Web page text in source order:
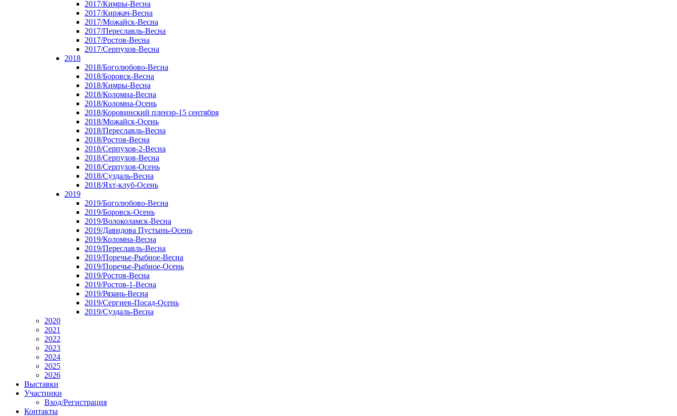
2017/Кимры-Весна
2017/Киржач-Весна
2017/Можайск-Весна
2017/Переславль-Весна
2017/Ростов-Весна
2017/Серпухов-Весна
2018
2018/Боголюбово-Весна
2018/Боровск-Весна
2018/Кимры-Весна
2018/Коломна-Весна
2018/Коломна-Осень
2018/Коровинский пленэр-15 сентября
2018/Можайск-Осень
2018/Переславль-Весна
2018/Ростов-Весна
2018/Серпухов-2-Весна
2018/Серпухов-Весна
2018/Серпухов-Осень
2018/Суздаль-Весна
2018/Яхт-клуб-Осень
2019
2019/Боголюбово-Весна
2019/Боровск-Осень
2019/Волоколамск-Весна
2019/Давидова Пустынь-Осень
2019/Коломна-Весна
2019/Переславль-Весна
2019/Поречье-Рыбное-Весна
2019/Поречье-Рыбное-Осень
2019/Ростов-Весна
2019/Ростов-1-Весна
2019/Рязань-Весна
2019/Сергиев-Посад-Осень
2019/Суздаль-Весна
2020
2021
2022
2023
2024
2025
2026
Выставки
Участники
Вход/Регистрация
Контакты